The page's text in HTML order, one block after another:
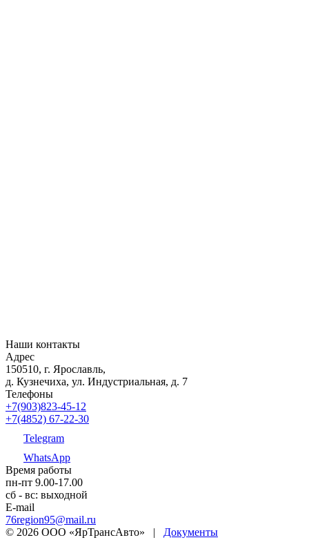
Наши контакты
Адрес
150510, г. Ярославль,
д. Кузнечиха, ул. Индустриальная, д. 7
Телефоны
+7(903)823-45-12
+7(4852) 67-22-30
Telegram
WhatsApp
Время работы
пн-пт 9.00-17.00
сб - вс: выходной
E-mail
76region95@mail.ru
© 2026 ООО «ЯрТрансАвто»
| Документы